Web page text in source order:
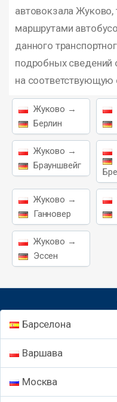
автовокзала Жуково,
маршрутами
данного
подробных сведений
на соответствующую
Жуково →
Берлин
Жуково →
Брауншвейг
Жуково →
Ганновер
Жуково →
Эссен
Барселона
Варшава
Москва